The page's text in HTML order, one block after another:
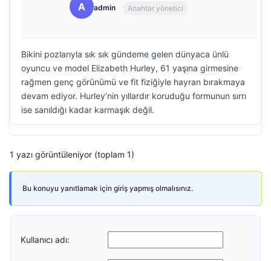
A admin Anahtar yönetici
Bikini pozlarıyla sık sık gündeme gelen dünyaca ünlü
oyuncu ve model Elizabeth Hurley, 61 yaşına girmesine
rağmen genç görünümü ve fit fiziğiyle hayran bırakmaya
devam ediyor. Hurley’nin yıllardır koruduğu formunun sırrı
ise sanıldığı kadar karmaşık değil.
1 yazı görüntüleniyor (toplam 1)
Bu konuyu yanıtlamak için giriş yapmış olmalısınız.
Kullanıcı adı: